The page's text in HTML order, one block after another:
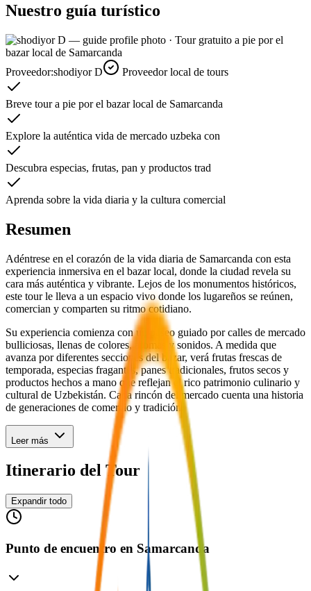
Nuestro guía turístico
Proveedor:shodiyor D Proveedor local de tours
Breve tour a pie por el bazar local de Samarcanda
Explore la auténtica vida de mercado uzbeka con
Descubra especias, frutas, pan y productos trad
Aprenda sobre la vida diaria y la cultura comercial
Resumen
Adéntrese en el corazón de la vida diaria de Samarcanda con esta
experiencia inmersiva en el bazar local, donde la ciudad revela su
cara más auténtica y vibrante. Lejos de los monumentos históricos,
este tour le lleva a un espacio vivo donde los lugareños se reúnen,
comercian y comparten su ritmo cotidiano.
Su experiencia comienza con un paseo guiado por calles de mercado
bulliciosas, llenas de colores, aromas y sonidos. A medida que
avanza por diferentes secciones del bazar, verá frutas frescas de
temporada, especias fragantes, panes tradicionales, frutos secos y
productos hechos a mano que reflejan el rico patrimonio culinario y
cultural de Uzbekistán. Cada rincón del mercado cuenta una historia
de generaciones de comercio y tradición.
Leer más
Itinerario del Tour
Expandir todo
Punto de encuentro en Samarcanda